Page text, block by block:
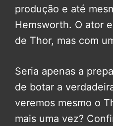
produção e até
Hemsworth. O ator
de Thor, mas com
Seria apenas a
de botar a
veremos mesmo o
mais uma vez?